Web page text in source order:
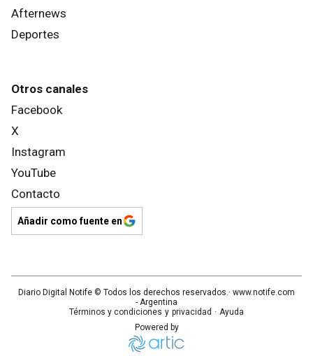
Afternews
Deportes
Otros canales
Facebook
X
Instagram
YouTube
Contacto
Añadir como fuente en
Diario Digital Notife © Todos los derechos reservados.· www.notife.com
- Argentina
Términos y condiciones y privacidad · Ayuda
Powered by